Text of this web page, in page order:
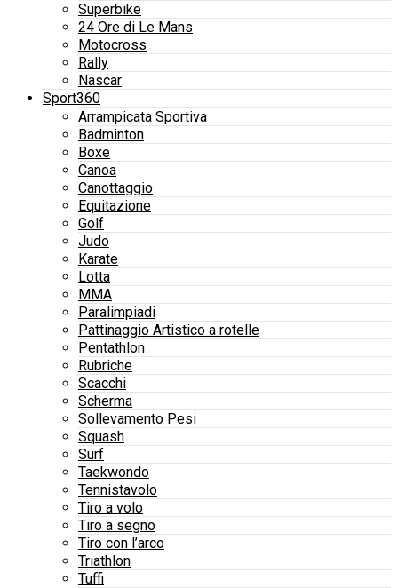
Superbike
24 Ore di Le Mans
Motocross
Rally
Nascar
Sport360
Arrampicata Sportiva
Badminton
Boxe
Canoa
Canottaggio
Equitazione
Golf
Judo
Karate
Lotta
MMA
Paralimpiadi
Pattinaggio Artistico a rotelle
Pentathlon
Rubriche
Scacchi
Scherma
Sollevamento Pesi
Squash
Surf
Taekwondo
Tennistavolo
Tiro a volo
Tiro a segno
Tiro con l’arco
Triathlon
Tuffi